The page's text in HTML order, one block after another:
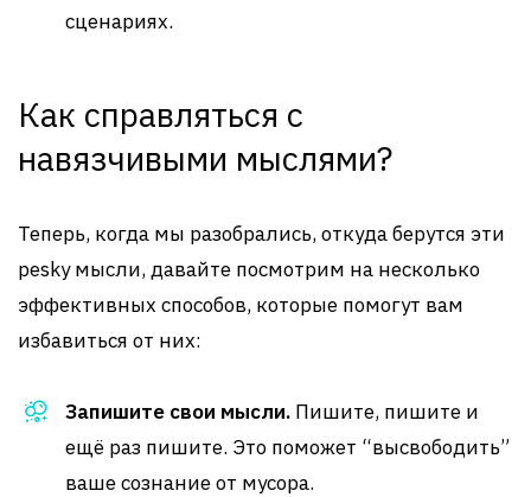
сценариях.
Как справляться с
навязчивыми мыслями?
Теперь, когда мы разобрались, откуда берутся эти
pesky мысли, давайте посмотрим на несколько
эффективных способов, которые помогут вам
избавиться от них:
Запишите свои мысли. Пишите, пишите и
ещё раз пишите. Это поможет “высвободить”
ваше сознание от мусора.